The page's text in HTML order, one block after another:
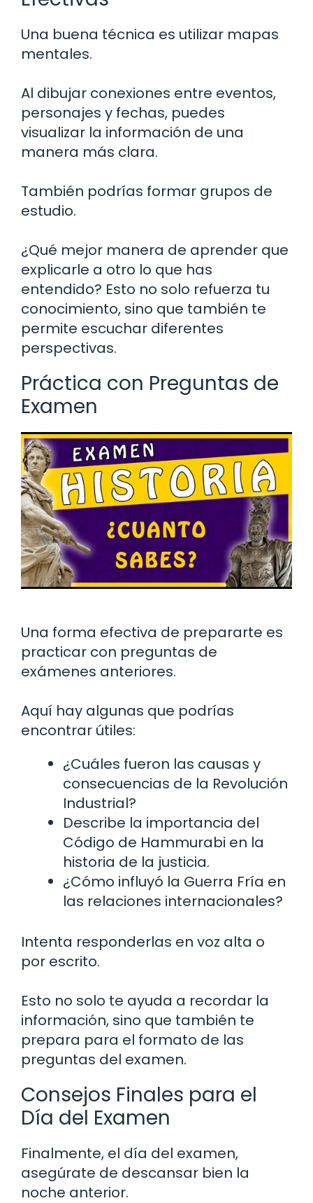
Una buena técnica es utilizar mapas
mentales.
Al dibujar conexiones entre eventos,
personajes y fechas, puedes
visualizar la información de una
manera más clara.
También podrías formar grupos de
estudio.
¿Qué mejor manera de aprender que
explicarle a otro lo que has
entendido? Esto no solo refuerza tu
conocimiento, sino que también te
permite escuchar diferentes
perspectivas.
Práctica con Preguntas de
Examen
Una forma efectiva de prepararte es
practicar con preguntas de
exámenes anteriores.
Aquí hay algunas que podrías
encontrar útiles:
¿Cuáles fueron las causas y
consecuencias de la Revolución
Industrial?
Describe la importancia del
Código de Hammurabi en la
historia de la justicia.
¿Cómo influyó la Guerra Fría en
las relaciones internacionales?
Intenta responderlas en voz alta o
por escrito.
Esto no solo te ayuda a recordar la
información, sino que también te
prepara para el formato de las
preguntas del examen.
Consejos Finales para el
Día del Examen
Finalmente, el día del examen,
asegúrate de descansar bien la
noche anterior.